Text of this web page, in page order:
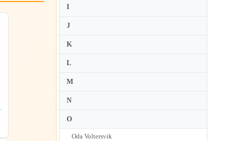
I
J
K
L
M
N
O
Oda Voltersvik